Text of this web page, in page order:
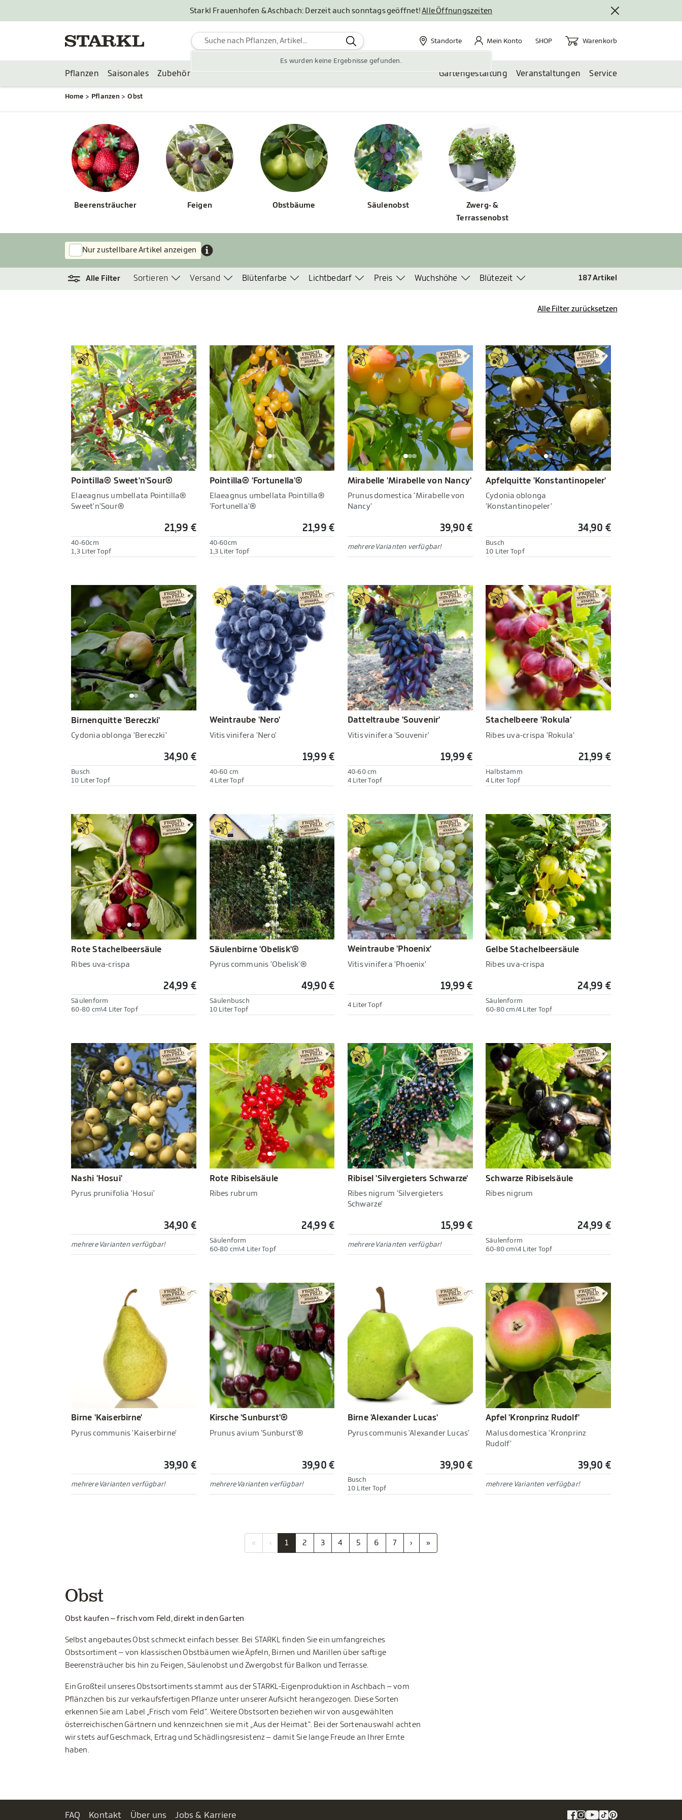
Starkl Frauenhofen & Aschbach: Derzeit auch sonntags geöffnet!Alle Öffnungszeiten
Es wurden keine Ergebnisse gefunden.
Standorte
Standorte Mein Konto
Mein Konto SHOP Warenkorb
Warenkorb
Pflanzen Saisonales Zubehör Gartengestaltung Veranstaltungen Service
Home Pflanzen Obst
Beerensträucher Feigen Obstbäume Säulenobst
Zwerg- &
Terrassenobst
Nur zustellbare Artikel anzeigen
Alle Filter Sortieren Versand Blütenfarbe Lichtbedarf Preis Wuchshöhe Blütezeit 187Artikel
Alle Filter zurücksetzen
Pointilla® Sweet'n'Sour®
Elaeagnus umbellata Pointilla®
Sweet'n'Sour®
21,99 €
40-60cm
1,3 Liter Topf
Pointilla® 'Fortunella'®
Elaeagnus umbellata Pointilla®
'Fortunella'®
21,99 €
40-60cm
1,3 Liter Topf
Mirabelle 'Mirabelle von Nancy'
Prunus domestica 'Mirabelle von
Nancy'
39,90 €
mehrere Varianten verfügbar!
Apfelquitte 'Konstantinopeler'
Cydonia oblonga
'Konstantinopeler'
34,90 €
Busch
10 Liter Topf
Birnenquitte 'Bereczki'
Cydonia oblonga 'Bereczki'
34,90 €
Busch
10 Liter Topf
Weintraube 'Nero'
Vitis vinifera 'Nero'
19,99 €
40-60 cm
4 Liter Topf
Datteltraube 'Souvenir'
Vitis vinifera 'Souvenir'
19,99 €
40-60 cm
4 Liter Topf
Stachelbeere 'Rokula'
Ribes uva-crispa 'Rokula'
21,99 €
Halbstamm
4 Liter Topf
Rote Stachelbeersäule
Ribes uva-crispa
24,99 €
Säulenform
60-80 cm\4 Liter Topf
Säulenbirne 'Obelisk'®
Pyrus communis 'Obelisk'®
49,90 €
Säulenbusch
10 Liter Topf
Weintraube 'Phoenix'
Vitis vinifera 'Phoenix'
19,99 €
4 Liter Topf
Gelbe Stachelbeersäule
Ribes uva-crispa
24,99 €
Säulenform
60-80 cm/4 Liter Topf
Nashi 'Hosui'
Pyrus prunifolia 'Hosui'
34,90 €
mehrere Varianten verfügbar!
Rote Ribiselsäule
Ribes rubrum
24,99 €
Säulenform
60-80 cm\4 Liter Topf
Ribisel 'Silvergieters Schwarze'
Ribes nigrum 'Silvergieters
Schwarze'
15,99 €
mehrere Varianten verfügbar!
Schwarze Ribiselsäule
Ribes nigrum
24,99 €
Säulenform
60-80 cm\4 Liter Topf
Birne 'Kaiserbirne'
Pyrus communis 'Kaiserbirne'
39,90 €
mehrere Varianten verfügbar!
Kirsche 'Sunburst'®
Prunus avium 'Sunburst'®
39,90 €
mehrere Varianten verfügbar!
Birne 'Alexander Lucas'
Pyrus communis 'Alexander Lucas'
39,90 €
Busch
10 Liter Topf
Apfel 'Kronprinz Rudolf'
Malus domestica 'Kronprinz
Rudolf'
39,90 €
mehrere Varianten verfügbar!
« ‹ 1 2 3 4 5 6 7 › »
Obst
Obst kaufen – frisch vom Feld, direkt in den Garten
Selbst angebautes Obst schmeckt einfach besser. Bei STARKL finden Sie ein umfangreiches
Obstsortiment – von klassischen Obstbäumen wie Äpfeln, Birnen und Marillen über saftige
Beerensträucher bis hin zu Feigen, Säulenobst und Zwergobst für Balkon und Terrasse.
Ein Großteil unseres Obstsortiments stammt aus der STARKL-Eigenproduktion in Aschbach – vom
Pflänzchen bis zur verkaufsfertigen Pflanze unter unserer Aufsicht herangezogen. Diese Sorten
erkennen Sie am Label „Frisch vom Feld". Weitere Obstsorten beziehen wir von ausgewählten
österreichischen Gärtnern und kennzeichnen sie mit „Aus der Heimat". Bei der Sortenauswahl achten
wir stets auf Geschmack, Ertrag und Schädlingsresistenz – damit Sie lange Freude an Ihrer Ernte
haben.
FAQ Kontakt Über uns Jobs & Karriere